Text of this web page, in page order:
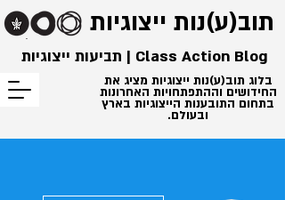
תוב(ע)נות ייצוגיות
בלוג תוב(ע)נות ייצוגיות מציג את
החידושים וההתפתחויות האחרונות
בתחום התובענות הייצוגיות בארץ
ובעולם.
Class Action Blog | תביעות ייצוגיות